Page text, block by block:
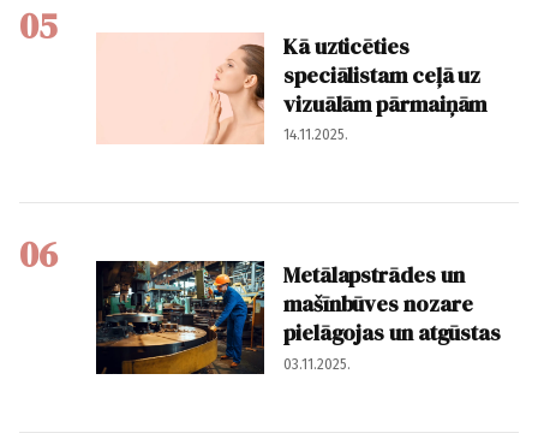
05
Kā uzticēties
speciālistam ceļā uz
vizuālām pārmaiņām
14.11.2025.
06
Metālapstrādes un
mašīnbūves nozare
pielāgojas un atgūstas
03.11.2025.